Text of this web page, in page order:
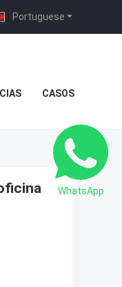
Portuguese
CASOS
WhatsApp